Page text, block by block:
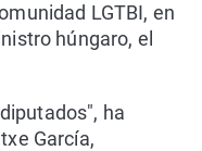
LGTBI, en
húngaro, el
ha
García,